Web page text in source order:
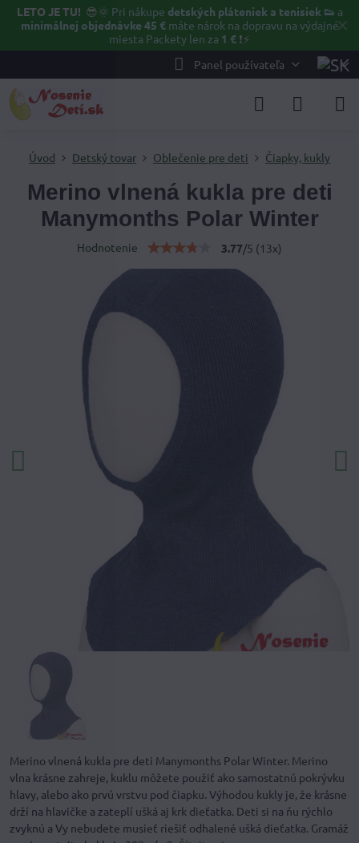
✕
LETO JE TU! 😎🌞 Pri nákupe detských pláteniek a tenisiek 👟 a
minimálnej objednávke 45 €máte nárok na dopravu na výdajné
miesta Packety len za 1 € ❗⚡️
Panel používateľa
Úvod Detský tovar Oblečenie pre deti Čiapky, kukly
Merino vlnená kukla pre deti
Manymonths Polar Winter
Hodnotenie 3.77/5 (13x)
Merino vlnená kukla pre deti Manymonths Polar Winter. Merino
vlna krásne zahreje, kuklu môžete použiť ako samostatnú pokrývku
hlavy, alebo ako prvú vrstvu pod čiapku. Výhodou kukly je, že krásne
drží na hlavičke a zateplí ušká aj krk dieťatka. Deti si na ňu rýchlo
zvyknú a Vy nebudete musieť riešiť odhalené ušká dieťatka. Gramáž